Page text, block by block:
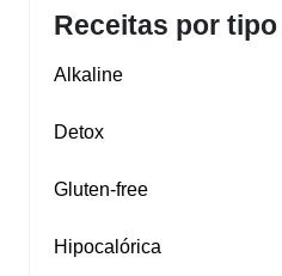
Receitas por
Alkaline
Detox
Gluten‑free
Hipocalórica